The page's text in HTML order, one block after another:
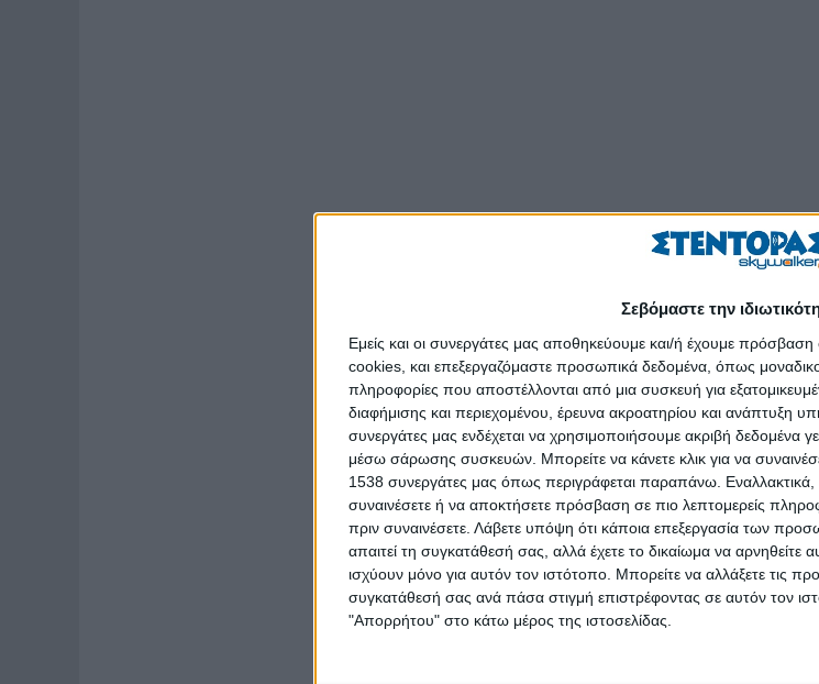
Σεβόμαστε την
Εμείς και οι συνεργάτες μας αποθηκεύουμε και/ή έχουμε
cookies, και επεξεργαζόμαστε προσωπικά δεδομένα, όπως
πληροφορίες που αποστέλλονται από μια συσκευή για
διαφήμισης και περιεχομένου, έρευνα ακροατηρίου και ανάπτυξη
συνεργάτες μας ενδέχεται να χρησιμοποιήσουμε ακριβή δεδομένα
μέσω σάρωσης συσκευών. Μπορείτε να κάνετε κλικ για να
1538 συνεργάτες μας όπως περιγράφεται παραπάνω. Εναλλακτικά,
συναινέσετε ή να αποκτήσετε πρόσβαση σε πιο λεπτομερείς
πριν συναινέσετε. Λάβετε υπόψη ότι κάποια επεξεργασία των
απαιτεί τη συγκατάθεσή σας, αλλά έχετε το δικαίωμα να αρνηθείτε
ισχύουν μόνο για αυτόν τον ιστότοπο. Μπορείτε να αλλάξετε τις
συγκατάθεσή σας ανά πάσα στιγμή επιστρέφοντας σε αυτόν τον
"Απορρήτου" στο κάτω μέρος της ιστοσελίδας.